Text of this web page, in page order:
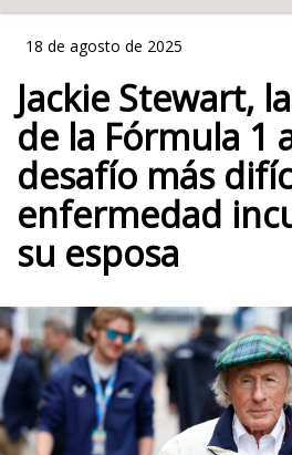
18 de agosto de 2025
Jackie Stewart,
de la Fórmula 1
desafío más
enfermedad
su esposa